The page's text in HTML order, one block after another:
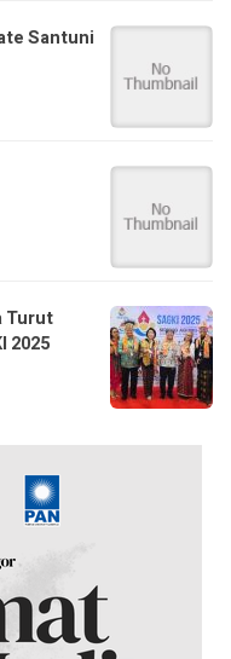
Santuni
Turut
2025